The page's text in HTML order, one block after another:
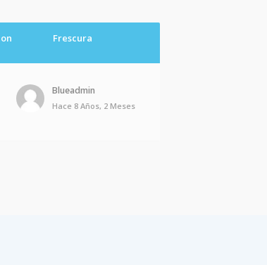
Frescura
Blueadmin
Hace 8 Años, 2 Meses